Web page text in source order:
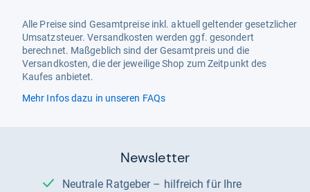
Alle Preise sind Gesamtpreise inkl. aktuell geltender gesetzlicher
Umsatzsteuer. Versandkosten werden ggf. gesondert
berechnet. Maßgeblich sind der Gesamtpreis und die
Versandkosten, die der jeweilige Shop zum Zeitpunkt des
Kaufes anbietet.
Mehr Infos dazu in unseren FAQs
Newsletter
Neutrale Ratgeber – hilfreich für Ihre